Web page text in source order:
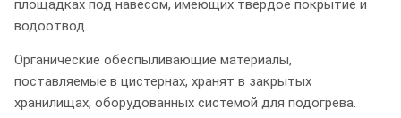
площадках под навесом, имеющих твердое покрытие и
водоотвод.
Органические обеспыливающие материалы,
поставляемые в цистернах, хранят в закрытых
хранилищах, оборудованных системой для подогрева.